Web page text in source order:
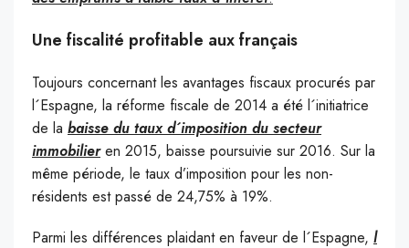
Une fiscalité profitable aux français
Toujours concernant les avantages fiscaux procurés par
l´Espagne, la réforme fiscale de 2014 a été l´initiatrice
de la baisse du taux d´imposition du secteur
immobilier en 2015, baisse poursuivie sur 2016. Sur la
même période, le taux d’imposition pour les non-
résidents est passé de 24,75% à 19%.
Parmi les différences plaidant en faveur de l´Espagne, l